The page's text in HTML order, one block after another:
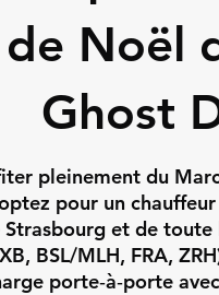
Noël
Ghost
pleinement du
pour un
et de toute
BSL/MLH, FRA,
porte‑à‑porte